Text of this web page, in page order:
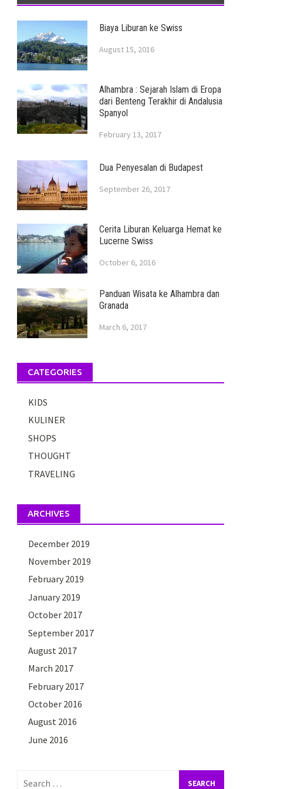
Biaya Liburan ke Swiss
August 15, 2016
Alhambra : Sejarah Islam di Eropa
dari Benteng Terakhir di Andalusia
Spanyol
February 13, 2017
Dua Penyesalan di Budapest
September 26, 2017
Cerita Liburan Keluarga Hemat ke
Lucerne Swiss
October 6, 2016
Panduan Wisata ke Alhambra dan
Granada
March 6, 2017
CATEGORIES
KIDS
KULINER
SHOPS
THOUGHT
TRAVELING
ARCHIVES
December 2019
November 2019
February 2019
January 2019
October 2017
September 2017
August 2017
March 2017
February 2017
October 2016
August 2016
June 2016